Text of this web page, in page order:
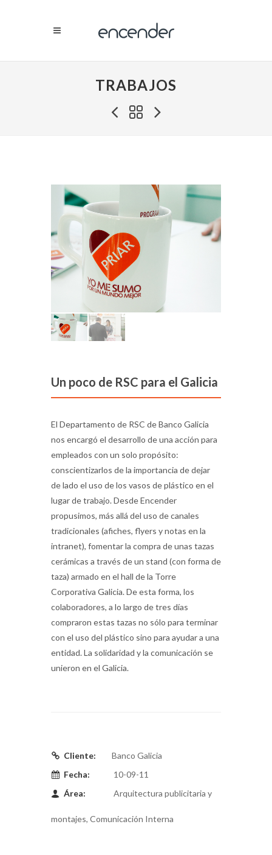
TRABAJOS
Un poco de RSC para el Galicia
El Departamento de RSC de Banco Galicia
nos encargó el desarrollo de una acción para
empleados con un solo propósito:
conscientizarlos de la importancia de dejar
de lado el uso de los vasos de plástico en el
lugar de trabajo. Desde Encender
propusimos, más allá del uso de canales
tradicionales (afiches, flyers y notas en la
intranet), fomentar la compra de unas tazas
cerámicas a través de un stand (con forma de
taza) armado en el hall de la Torre
Corporativa Galicia. De esta forma, los
colaboradores, a lo largo de tres días
compraron estas tazas no sólo para terminar
con el uso del plástico sino para ayudar a una
entidad. La solidaridad y la comunicación se
unieron en el Galicia.
Cliente:
Banco Galicia
Fecha:
10-09-11
Área:
Arquitectura publicitaria y
montajes, Comunicación Interna